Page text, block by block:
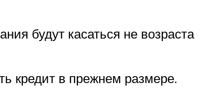
будут касаться не возраста
кредит в прежнем размере.